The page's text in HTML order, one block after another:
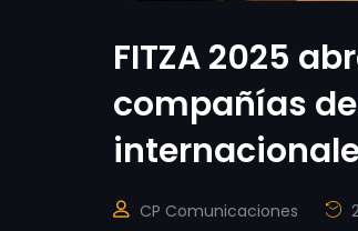
FITZA 2025
compañías
CP Comunicaciones